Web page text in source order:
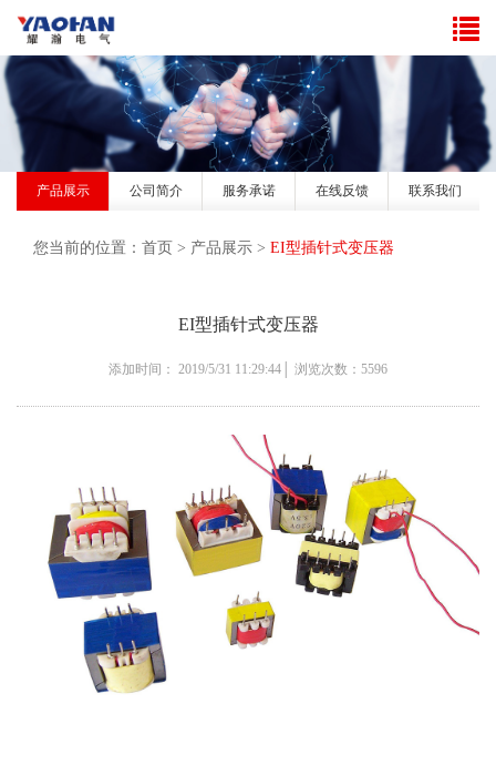
产品展示 公司简介 服务承诺 在线反馈 联系我们
您当前的位置： 首页 > 产品展示 > EI型插针式变压器
EI型插针式变压器
添加时间： 2019/5/31 11:29:44│ 浏览次数：5596